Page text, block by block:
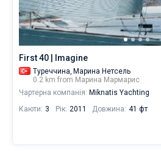
містить
човнів
від
вітрильного
відпочинку
незабутньої
подорожі.
First 40 | Imagine
Туреччина, Марина Нетсель
0.2 km from Марина Мармарис
Чартерна компанія: Miknatis Yachting
Каюти: 3 Рік: 2011 Довжина: 41 фт
Без шкіпера
Зі шкіпером